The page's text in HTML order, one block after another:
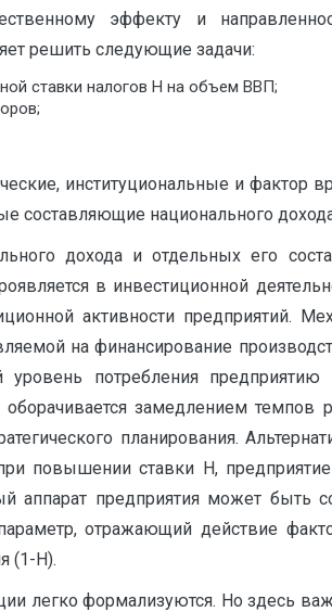
эффекту и
решить следующие задачи:
ставки налогов Н на объем ВВП;
институциональные и фактор
составляющие национального
дохода и отдельных его
в инвестиционной
активности предприятий.
на финансирование
потребления
замедлением темпов
планирования.
повышении ставки Н,
аппарат предприятия может быть
отражающий действие
(1-Н).
легко формализуются. Но здесь